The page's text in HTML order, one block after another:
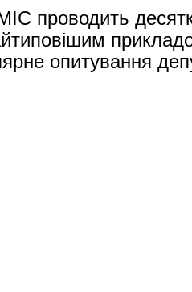
проводить
опитування